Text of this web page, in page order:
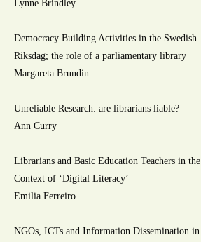
Lynne Brindley
Democracy Building Activities in the Swedish
Riksdag; the role of a parliamentary library
Margareta Brundin
Unreliable Research: are librarians liable?
Ann Curry
Librarians and Basic Education Teachers in the
Context of ‘Digital Literacy’
Emilia Ferreiro
NGOs, ICTs and Information Dissemination in